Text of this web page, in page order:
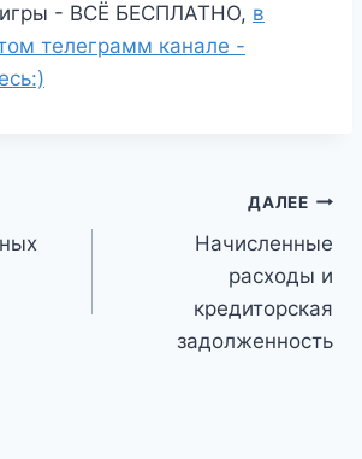
- ВСЁ БЕСПЛАТНО, в
телеграмм канале -
ДАЛЕЕ
Начисленные
расходы и
кредиторская
задолженность